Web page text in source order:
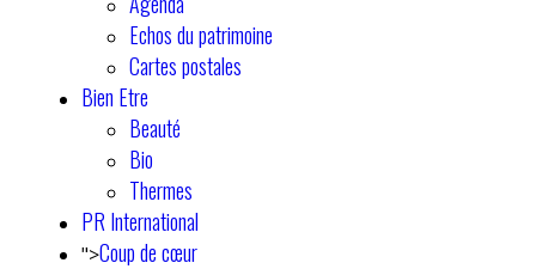
Echos du patrimoine
Cartes postales
Bien Etre
Beauté
Bio
Thermes
PR International
">Coup de cœur